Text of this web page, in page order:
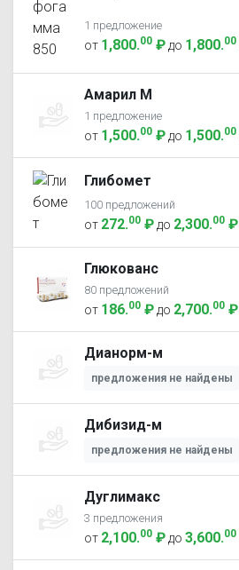
1 предложение
от 1,800.00 ₽ до 1,800.00
Амарил M
1 предложение
от 1,500.00 ₽ до 1,500.00
Глибомет
100 предложений
от 272.00 ₽ до 2,300.00 ₽
Глюкованс
80 предложений
от 186.00 ₽ до 2,700.00 ₽
Дианорм-м
предложения не найдены
Дибизид-м
предложения не найдены
Дуглимакс
3 предложения
от 2,100.00 ₽ до 3,600.00